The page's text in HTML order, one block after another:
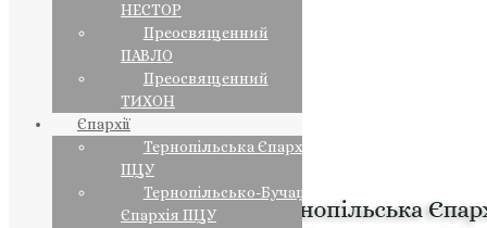
НАШ ТЕЛЕГРАМ
НЕСТОР
Преосвященний
ПАВЛО
Преосвященний
ТИХОН
Єпархії
Тернопільська Єпархія
ПЦУ
Тернопільсько-Бучацька
Єпархія ПЦУ